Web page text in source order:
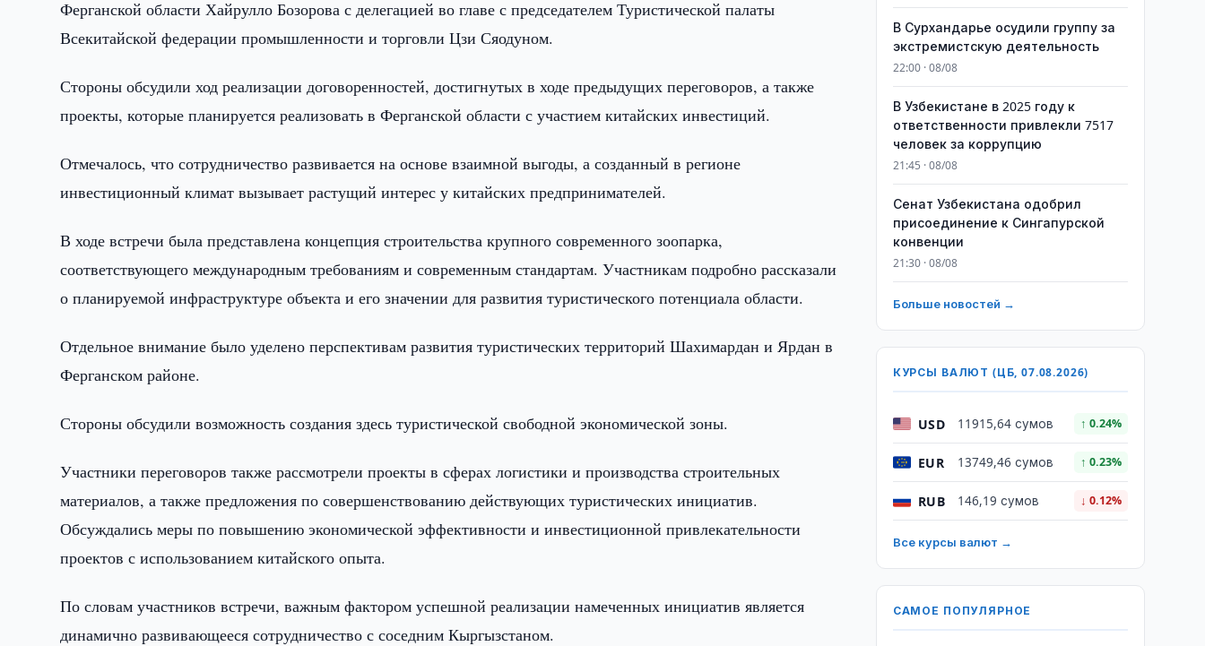
Ферганской области Хайрулло Бозорова с делегацией во главе с председателем Туристической палаты
Всекитайской федерации промышленности и торговли Цзи Сяодуном.
Стороны обсудили ход реализации договоренностей, достигнутых в ходе предыдущих переговоров, а также
проекты, которые планируется реализовать в Ферганской области с участием китайских инвестиций.
Отмечалось, что сотрудничество развивается на основе взаимной выгоды, а созданный в регионе
инвестиционный климат вызывает растущий интерес у китайских предпринимателей.
В ходе встречи была представлена концепция строительства крупного современного зоопарка,
соответствующего международным требованиям и современным стандартам. Участникам подробно рассказали
о планируемой инфраструктуре объекта и его значении для развития туристического потенциала области.
Отдельное внимание было уделено перспективам развития туристических территорий Шахимардан и Ярдан в
Ферганском районе.
Стороны обсудили возможность создания здесь туристической свободной экономической зоны.
Участники переговоров также рассмотрели проекты в сферах логистики и производства строительных
материалов, а также предложения по совершенствованию действующих туристических инициатив.
Обсуждались меры по повышению экономической эффективности и инвестиционной привлекательности
проектов с использованием китайского опыта.
По словам участников встречи, важным фактором успешной реализации намеченных инициатив является
динамично развивающееся сотрудничество с соседним Кыргызстаном.
В Сурхандарье осудили группу за
экстремистскую деятельность
22:00 · 08/08
В Узбекистане в 2025 году к
ответственности привлекли 7517
человек за коррупцию
21:45 · 08/08
Сенат Узбекистана одобрил
присоединение к Сингапурской
конвенции
21:30 · 08/08
Больше новостей →
КУРСЫ ВАЛЮТ (ЦБ, 07.08.2026)
USD 11915,64 сумов ↑ 0.24%
EUR 13749,46 сумов ↑ 0.23%
RUB 146,19 сумов ↓ 0.12%
Все курсы валют →
САМОЕ ПОПУЛЯРНОЕ